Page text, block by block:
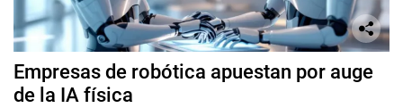
Empresas de robótica apuestan por auge
de la IA física